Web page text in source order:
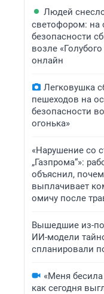
Людей
светофором: на
безопасности
возле
онлайн
Легковушка
пешеходов на
безопасности
огонька»
«Нарушение со
„Газпрома“»:
объяснил,
выплачивает
омичу после
Вышедшие из-
ИИ-модели
спланировали
«Меня
как сегодня